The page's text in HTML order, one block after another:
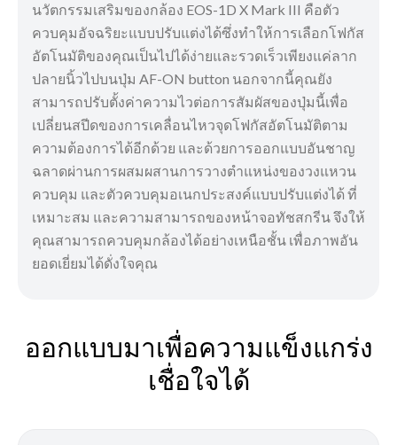
นวัตกรรมเสริมของกล้อง EOS-1D X Mark III คือตัว
ควบคุมอัจฉริยะแบบปรับแต่งได้ซึ่งทำให้การเลือกโฟกัส
อัตโนมัติของคุณเป็นไปได้ง่ายและรวดเร็วเพียงแค่ลาก
ปลายนิ้วไปบนปุ่ม AF-ON button นอกจากนี้คุณยัง
สามารถปรับตั้งค่าความไวต่อการสัมผัสของปุ่มนี้เพื่อ
เปลี่ยนสปีดของการเคลื่อนไหวจุดโฟกัสอัตโนมัติตาม
ความต้องการได้อีกด้วย และด้วยการออกแบบอันชาญ
ฉลาดผ่านการผสมผสานการวางตำแหน่งของวงแหวน
ควบคุม และตัวควบคุมอเนกประสงค์แบบปรับแต่งได้ ที่
เหมาะสม และความสามารถของหน้าจอทัชสกรีน จึงให้
คุณสามารถควบคุมกล้องได้อย่างเหนือชั้น เพื่อภาพอัน
ยอดเยี่ยมได้ดั่งใจคุณ
ออกแบบมาเพื่อความแข็งแกร่ง
เชื่อใจได้